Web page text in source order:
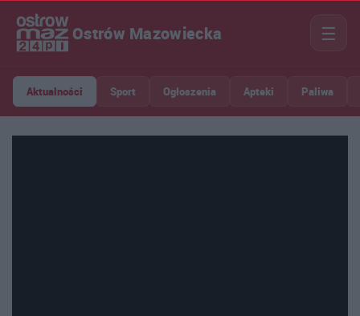
Ostrów Mazowiecka ☰
Aktualności Sport Ogłoszenia Apteki Paliwa